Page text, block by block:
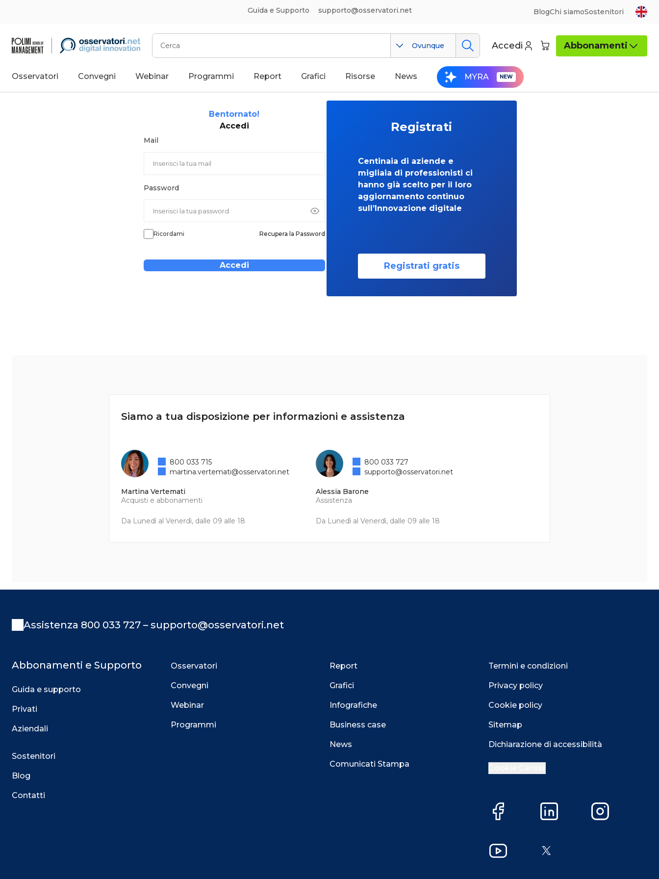
Guida e Supporto supporto@osservatori.net BlogChi siamoSostenitori
Cerca
Ovunque Accedi Abbonamenti
Osservatori Convegni Webinar Programmi Report Grafici Risorse News MYRA
Bentornato!
Accedi
Mail
Password
Ricordami Recupera la Password
Accedi
Registrati
Centinaia di aziende e
migliaia di professionisti ci
hanno già scelto per il loro
aggiornamento continuo
sull’Innovazione digitale
Registrati gratis
Siamo a tua disposizione per informazioni e assistenza
Martina Vertemati
Acquisti e abbonamenti
Da Lunedì al Venerdì, dalle 09 alle 18
800 033 715
martina.vertemati@osservatori.net
Alessia Barone
Assistenza
Da Lunedì al Venerdì, dalle 09 alle 18
800 033 727
supporto@osservatori.net
Assistenza 800 033 727 – supporto@osservatori.net
Abbonamenti e Supporto
Guida e supporto
Privati
Aziendali
Sostenitori
Blog
Contatti
Osservatori
Convegni
Webinar
Programmi
Report
Grafici
Infografiche
Business case
News
Comunicati Stampa
Termini e condizioni
Privacy policy
Cookie policy
Sitemap
Dichiarazione di accessibilità
Facebook LinkedIn Instagram
YouTube X
Accetta Più opzioni